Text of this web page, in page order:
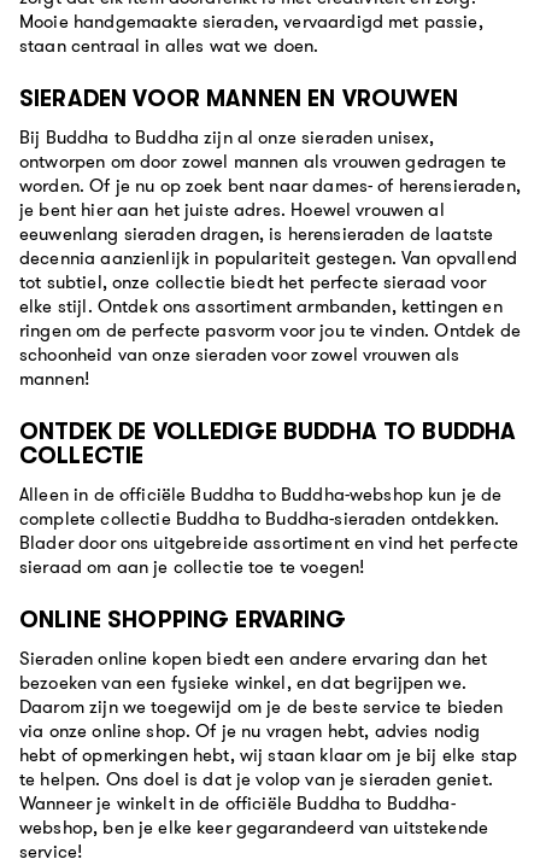
Mooie handgemaakte sieraden, vervaardigd met passie,
staan centraal in alles wat we doen.
SIERADEN VOOR MANNEN EN VROUWEN
Bij Buddha to Buddha zijn al onze sieraden unisex,
ontworpen om door zowel mannen als vrouwen gedragen te
worden. Of je nu op zoek bent naar dames- of herensieraden,
je bent hier aan het juiste adres. Hoewel vrouwen al
eeuwenlang sieraden dragen, is herensieraden de laatste
decennia aanzienlijk in populariteit gestegen. Van opvallend
tot subtiel, onze collectie biedt het perfecte sieraad voor
elke stijl. Ontdek ons assortiment armbanden, kettingen en
ringen om de perfecte pasvorm voor jou te vinden. Ontdek de
schoonheid van onze sieraden voor zowel vrouwen als
mannen!
ONTDEK DE VOLLEDIGE BUDDHA TO BUDDHA
COLLECTIE
Alleen in de officiële Buddha to Buddha-webshop kun je de
complete collectie Buddha to Buddha-sieraden ontdekken.
Blader door ons uitgebreide assortiment en vind het perfecte
sieraad om aan je collectie toe te voegen!
ONLINE SHOPPING ERVARING
Sieraden online kopen biedt een andere ervaring dan het
bezoeken van een fysieke winkel, en dat begrijpen we.
Daarom zijn we toegewijd om je de beste service te bieden
via onze online shop. Of je nu vragen hebt, advies nodig
hebt of opmerkingen hebt, wij staan klaar om je bij elke stap
te helpen. Ons doel is dat je volop van je sieraden geniet.
Wanneer je winkelt in de officiële Buddha to Buddha-
webshop, ben je elke keer gegarandeerd van uitstekende
service!